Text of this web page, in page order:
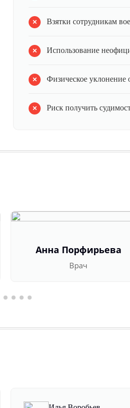
Взятки сотрудникам
Использование
Физическое уклонение
Риск получить
Анна Порфирьева
Врач